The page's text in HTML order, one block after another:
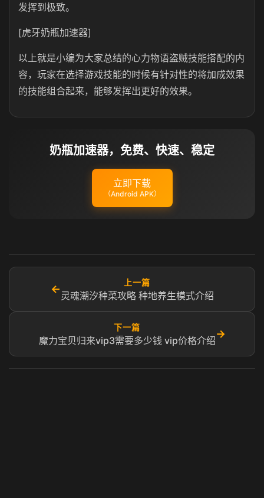
发挥到极致。
[虎牙奶瓶加速器]
以上就是小编为大家总结的心力物语盗贼技能搭配的内
容，玩家在选择游戏技能的时候有针对性的将加成效果
的技能组合起来，能够发挥出更好的效果。
奶瓶加速器，免费、快速、稳定
立即下载
（Android APK）
←
上一篇
灵魂潮汐种菜攻略 种地养生模式介绍
下一篇
魔力宝贝归来vip3需要多少钱 vip价格介绍
→